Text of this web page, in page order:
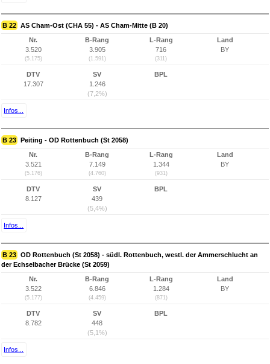
B 22 AS Cham-Ost (CHA 55) - AS Cham-Mitte (B 20)
Nr.
3.520
(5.175)
B-Rang
3.905
(1.591)
L-Rang
716
(311)
Land
BY
DTV
17.307
SV
1.246
(7,2%)
BPL
Infos...
B 23 Peiting - OD Rottenbuch (St 2058)
Nr.
3.521
(5.176)
B-Rang
7.149
(4.760)
L-Rang
1.344
(931)
Land
BY
DTV
8.127
SV
439
(5,4%)
BPL
Infos...
B 23 OD Rottenbuch (St 2058) - südl. Rottenbuch, westl. der Ammerschlucht an
der Echselbacher Brücke (St 2059)
Nr.
3.522
(5.177)
B-Rang
6.846
(4.459)
L-Rang
1.284
(871)
Land
BY
DTV
8.782
SV
448
(5,1%)
BPL
Infos...